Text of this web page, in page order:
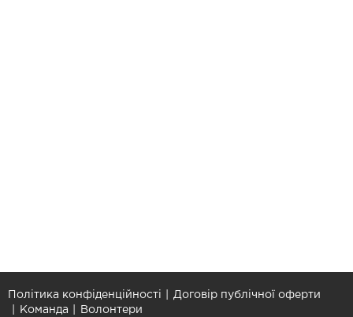
Політика конфіденційності
Договір публічної оферти
Команда
Волонтери